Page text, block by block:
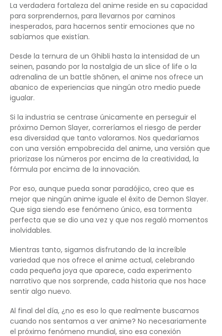
La verdadera fortaleza del anime reside en su capacidad
para sorprendernos, para llevarnos por caminos
inesperados, para hacernos sentir emociones que no
sabíamos que existían.
Desde la ternura de un Ghibli hasta la intensidad de un
seinen, pasando por la nostalgia de un slice of life o la
adrenalina de un battle shōnen, el anime nos ofrece un
abanico de experiencias que ningún otro medio puede
igualar.
Si la industria se centrase únicamente en perseguir el
próximo Demon Slayer, correríamos el riesgo de perder
esa diversidad que tanto valoramos. Nos quedaríamos
con una versión empobrecida del anime, una versión que
priorizase los números por encima de la creatividad, la
fórmula por encima de la innovación.
Por eso, aunque pueda sonar paradójico, creo que es
mejor que ningún anime iguale el éxito de Demon Slayer.
Que siga siendo ese fenómeno único, esa tormenta
perfecta que se dio una vez y que nos regaló momentos
inolvidables.
Mientras tanto, sigamos disfrutando de la increíble
variedad que nos ofrece el anime actual, celebrando
cada pequeña joya que aparece, cada experimento
narrativo que nos sorprende, cada historia que nos hace
sentir algo nuevo.
Al final del día, ¿no es eso lo que realmente buscamos
cuando nos sentamos a ver anime? No necesariamente
el próximo fenómeno mundial, sino esa conexión